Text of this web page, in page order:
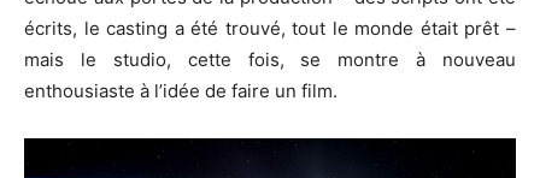
écrits, le casting a été trouvé, tout le monde était prêt –
mais le studio, cette fois, se montre à nouveau
enthousiaste à l’idée de faire un film.